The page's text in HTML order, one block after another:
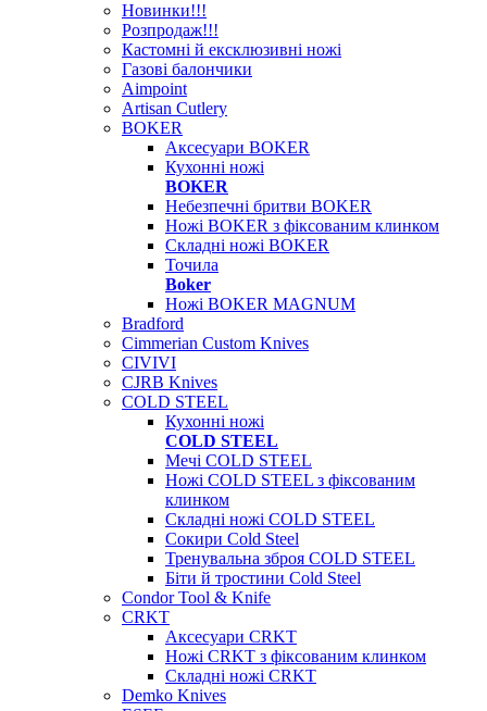
Новинки!!!
Розпродаж!!!
Кастомні й ексклюзивні ножі
Газові балончики
Aimpoint
Artisan Cutlery
BOKER
Аксесуари BOKER
Кухонні ножі
BOKER
Небезпечні бритви BOKER
Ножі BOKER з фіксованим клинком
Складні ножі BOKER
Точила
Boker
Ножі BOKER MAGNUM
Bradford
Cimmerian Custom Knives
CIVIVI
CJRB Knives
COLD STEEL
Кухонні ножі
COLD STEEL
Мечі COLD STEEL
Ножі COLD STEEL з фіксованим
клинком
Складні ножі COLD STEEL
Сокири Cold Steel
Тренувальна зброя COLD STEEL
Біти й тростини Cold Steel
Condor Tool & Knife
CRKT
Аксесуари CRKT
Ножі CRKT з фіксованим клинком
Складні ножі CRKT
Demko Knives